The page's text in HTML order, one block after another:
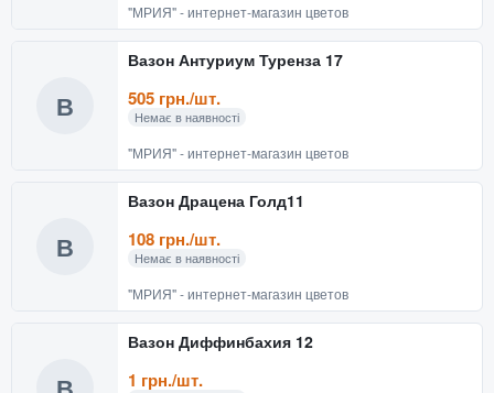
"МРИЯ" - интернет-магазин цветов
В
Вазон Антуриум Туренза 17
505 грн./шт.
Немає в наявності
"МРИЯ" - интернет-магазин цветов
В
Вазон Драцена Голд11
108 грн./шт.
Немає в наявності
"МРИЯ" - интернет-магазин цветов
Вазон Диффинбахия 12
1 грн./шт.